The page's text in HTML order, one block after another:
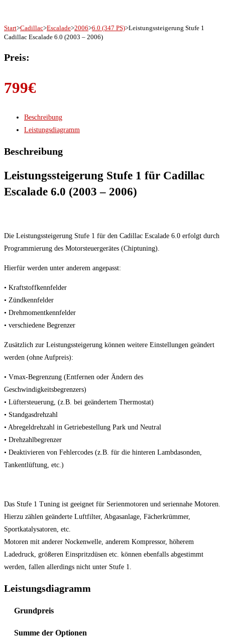
Start>Cadillac>Escalade>2006>6.0 (347 PS)>Leistungssteigerung Stufe 1
Cadillac Escalade 6.0 (2003 – 2006)
Preis:
799€
Beschreibung
Leistungsdiagramm
Beschreibung
Leistungssteigerung Stufe 1 für Cadillac
Escalade 6.0 (2003 – 2006)
Die Leistungssteigerung Stufe 1 für den Cadillac Escalade 6.0 erfolgt durch
Programmierung des Motorsteuergerätes (Chiptuning).
Hierfür werden unter anderem angepasst:
• Kraftstoffkennfelder
• Zündkennfelder
• Drehmomentkennfelder
• verschiedene Begrenzer
Zusätzlich zur Leistungssteigerung können weitere Einstellungen geändert
werden (ohne Aufpreis):
• Vmax-Begrenzung (Entfernen oder Ändern des
Geschwindigkeitsbegrenzers)
• Lüftersteuerung, (z.B. bei geändertem Thermostat)
• Standgasdrehzahl
• Abregeldrehzahl in Getriebestellung Park und Neutral
• Drehzahlbegrenzer
• Deaktivieren von Fehlercodes (z.B. für die hinteren Lambdasonden,
Tankentlüftung, etc.)
Das Stufe 1 Tuning ist geeignet für Serienmotoren und seriennahe Motoren.
Hierzu zählen geänderte Luftfilter, Abgasanlage, Fächerkrümmer,
Sportkatalysatoren, etc.
Motoren mit anderer Nockenwelle, anderem Kompressor, höherem
Ladedruck, größeren Einspritzdüsen etc. können ebenfalls abgestimmt
werden, fallen allerdings nicht unter Stufe 1.
Leistungsdiagramm
Grundpreis
Summe der Optionen